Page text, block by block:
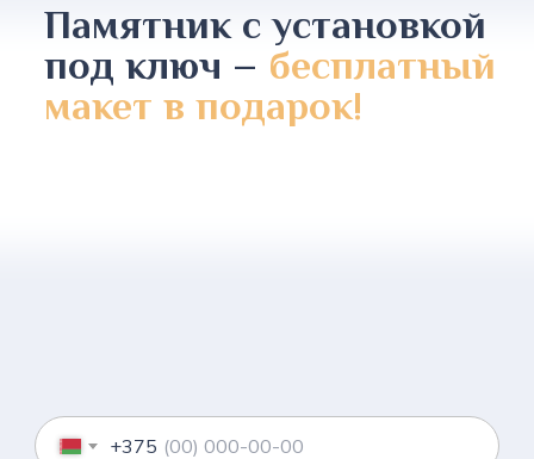
Памятник с установкой
под ключ – бесплатный
макет в подарок!
+375